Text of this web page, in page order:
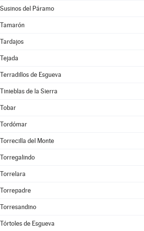
Susinos del Páramo
Tamarón
Tardajos
Tejada
Terradillos de Esgueva
Tinieblas de la Sierra
Tobar
Tordómar
Torrecilla del Monte
Torregalindo
Torrelara
Torrepadre
Torresandino
Tórtoles de Esgueva